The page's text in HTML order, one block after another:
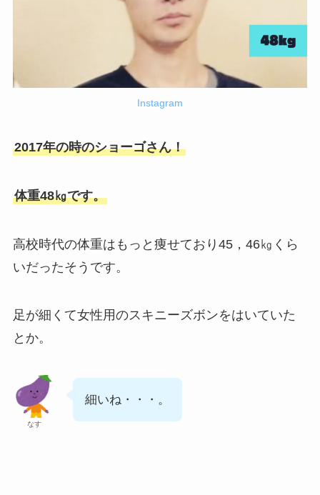
Instagram
2017年の時のショーゴさん！
体重48㎏です。
高校時代の体重はもっと痩せており45，46㎏くら
いだったそうです。
足が細くて女性用のスキニーズボンをはいていた
とか。
なす
細いね・・・。